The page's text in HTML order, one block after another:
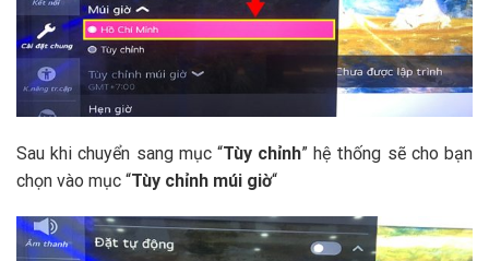
Sau khi chuyển sang mục “Tùy chỉnh” hệ thống sẽ cho bạn
chọn vào mục “Tùy chỉnh múi giờ“